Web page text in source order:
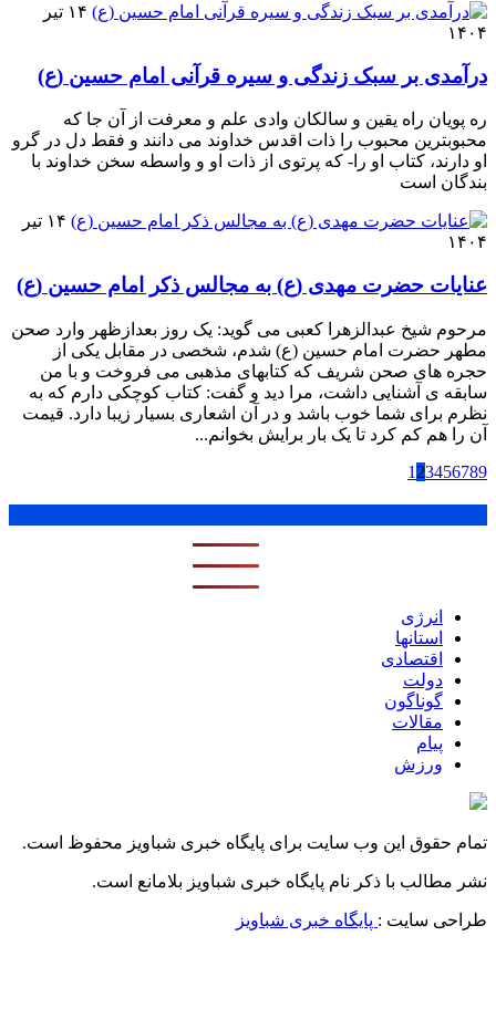
۱۴ تیر
۱۴۰۴
درآمدی بر سبک زندگی و سیره قرآنی امام حسین (ع)
ره پویان راه یقین و سالکان وادی علم و معرفت از آن جا که
محبوبترین محبوب را ذات اقدس خداوند می دانند و فقط دل در گرو
او دارند، کتاب او را- که پرتوی از ذات او و واسطه سخن خداوند با
بندگان است
۱۴ تیر
۱۴۰۴
عنایات حضرت مهدی (ع) به مجالس ذکر امام حسین (ع)
مرحوم شیخ عبدالزهرا کعبی می گوید: یک روز بعدازظهر وارد صحن
مطهر حضرت امام حسین (ع) شدم، شخصی در مقابل یکی از
حجره های صحن شریف که کتابهای مذهبی می فروخت و با من
سابقه ی آشنایی داشت، مرا دید و گفت: کتاب کوچکی دارم که به
نظرم برای شما خوب باشد و در آن اشعاری بسیار زیبا دارد. قیمت
آن را هم کم کرد تا یک بار برایش بخوانم...
1 23456789
انرژی
استانها
اقتصادی
دولت
گوناگون
مقالات
پیام
ورزش
تمام حقوق این وب سایت برای پایگاه خبری شباویز محفوظ است.
نشر مطالب با ذکر نام پایگاه خبری شباویز بلامانع است.
طراحی سایت : پایگاه خبری شباویز